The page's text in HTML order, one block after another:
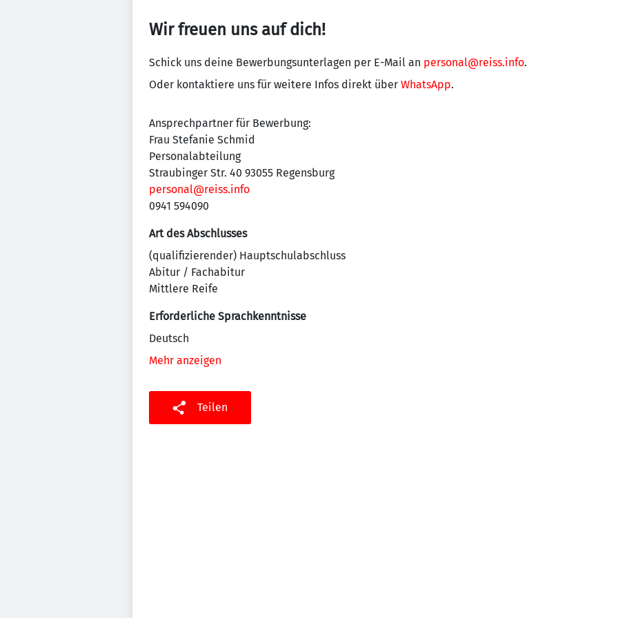
Wir freuen uns auf dich!
Schick uns deine Bewerbungsunterlagen per E-Mail an personal@reiss.info.
Oder kontaktiere uns für weitere Infos direkt über WhatsApp.
Ansprechpartner für Bewerbung:
Frau Stefanie Schmid
Personalabteilung
Straubinger Str. 40 93055 Regensburg
personal@reiss.info
0941 594090
Art des Abschlusses
(qualifizierender) Hauptschulabschluss
Abitur / Fachabitur
Mittlere Reife
Erforderliche Sprachkenntnisse
Deutsch
Mehr anzeigen
Teilen